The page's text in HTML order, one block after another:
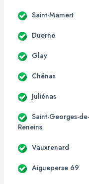
Saint-Mamert
Duerne
Glay
Chénas
Juliénas
Saint-Georges-de-
Reneins
Vauxrenard
Aigueperse 69